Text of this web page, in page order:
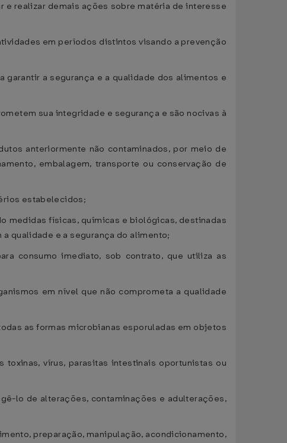
realizar demais ações sobre matéria de interesse
em períodos distintos visando a prevenção
a segurança e a qualidade dos alimentos e
sua integridade e segurança e são nocivas à
anteriormente não contaminados, por meio de
embalagem, transporte ou conservação de
estabelecidos;
medidas físicas, químicas e biológicas, destinadas
qualidade e a segurança do alimento;
consumo imediato, sob contrato, que utiliza as
em nível que não comprometa a qualidade
as formas microbianas esporuladas em objetos
toxinas, vírus, parasitas intestinais oportunistas ou
lo de alterações, contaminações e adulterações,
preparação, manipulação, acondicionamento,